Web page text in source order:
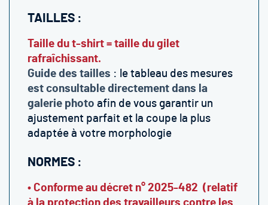
TAILLES :
Taille du t-shirt = taille du gilet
rafraîchissant.
Guide des tailles : le tableau des mesures
est consultable directement dans la
galerie photo afin de vous garantir un
ajustement parfait et la coupe la plus
adaptée à votre morphologie
NORMES :
• Conforme au décret n° 2025-482 (relatif